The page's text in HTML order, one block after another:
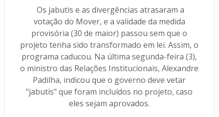
Os jabutis e as divergências atrasaram a
votação do Mover, e a validade da medida
provisória (30 de maior) passou sem que o
projeto tenha sido transformado em lei. Assim, o
programa caducou. Na última segunda-feira (3),
o ministro das Relações Institucionais, Alexandre
Padilha, indicou que o governo deve vetar
"jabutis" que foram incluídos no projeto, caso
eles sejam aprovados.